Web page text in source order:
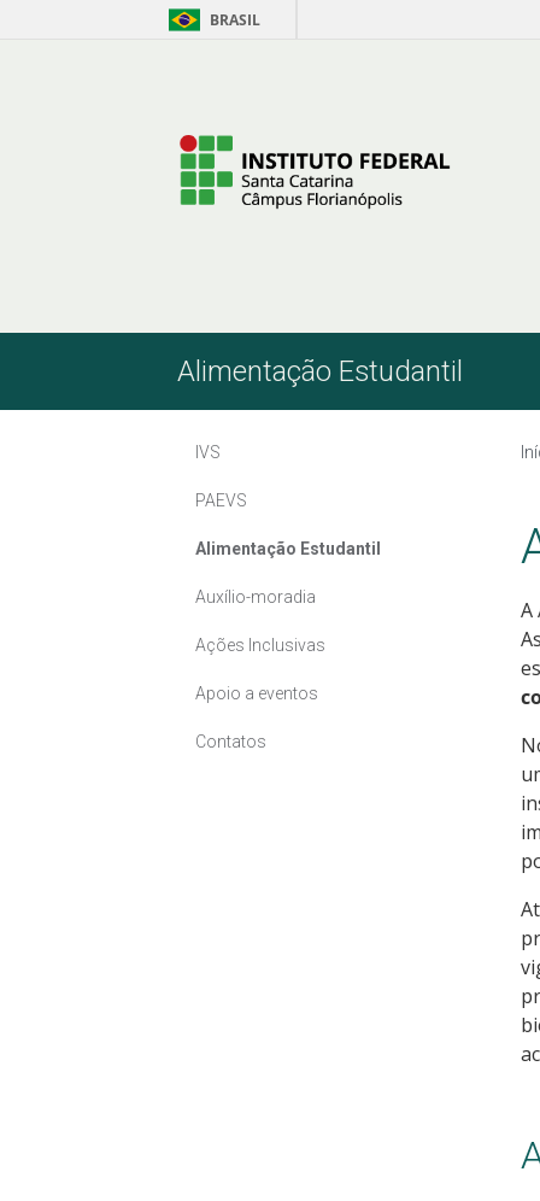
Pular para o Conteúdo BRASIL
Alimentação Estudantil
IVS
PAEVS
Alimentação Estudantil
Auxílio-moradia
Ações Inclusivas
Apoio a eventos
Contatos
A